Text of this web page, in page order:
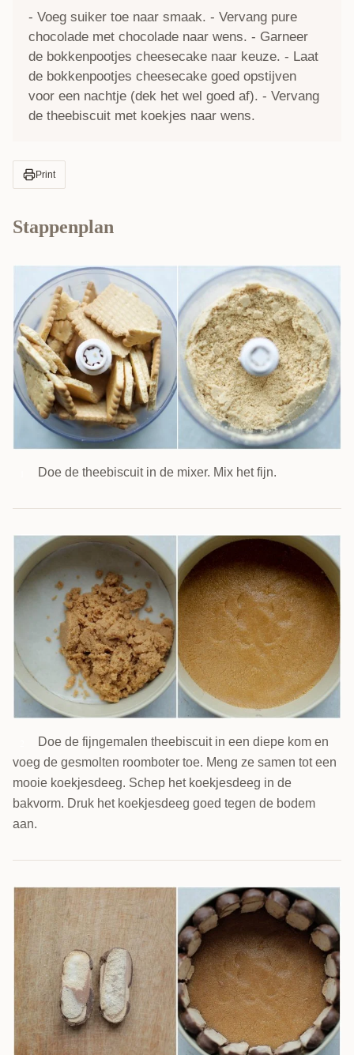
- Voeg suiker toe naar smaak. - Vervang pure
chocolade met chocolade naar wens. - Garneer
de bokkenpootjes cheesecake naar keuze. - Laat
de bokkenpootjes cheesecake goed opstijven
voor een nachtje (dek het wel goed af). - Vervang
de theebiscuit met koekjes naar wens.
Print
Stappenplan
Doe de theebiscuit in de mixer. Mix het fijn.
Doe de fijngemalen theebiscuit in een diepe kom en
voeg de gesmolten roomboter toe. Meng ze samen tot een
mooie koekjesdeeg. Schep het koekjesdeeg in de
bakvorm. Druk het koekjesdeeg goed tegen de bodem
aan.